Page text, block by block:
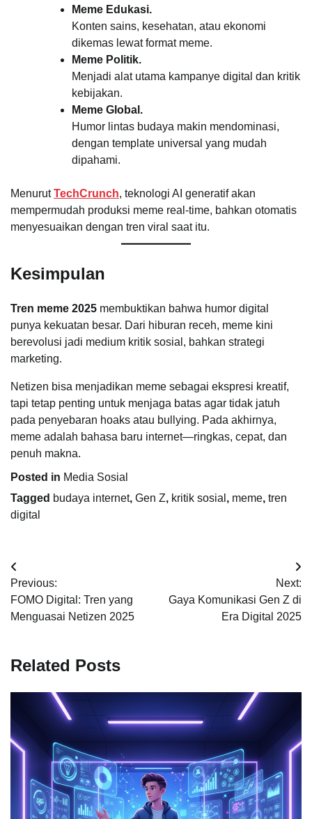
Meme Edukasi.
Konten sains, kesehatan, atau ekonomi
dikemas lewat format meme.
Meme Politik.
Menjadi alat utama kampanye digital dan kritik
kebijakan.
Meme Global.
Humor lintas budaya makin mendominasi,
dengan template universal yang mudah
dipahami.
MenurutTechCrunch, teknologi AI generatif akan
mempermudah produksi meme real-time, bahkan otomatis
menyesuaikan dengan tren viral saat itu.
Kesimpulan
Tren meme 2025 membuktikan bahwa humor digital
punya kekuatan besar. Dari hiburan receh, meme kini
berevolusi jadi medium kritik sosial, bahkan strategi
marketing.
Netizen bisa menjadikan meme sebagai ekspresi kreatif,
tapi tetap penting untuk menjaga batas agar tidak jatuh
pada penyebaran hoaks atau bullying. Pada akhirnya,
meme adalah bahasa baru internet—ringkas, cepat, dan
penuh makna.
Posted in Media Sosial
Tagged budaya internet, Gen Z, kritik sosial , meme, tren
digital
Post
navigation
Previous:
FOMO Digital: Tren yang
Menguasai Netizen 2025
Next:
Gaya Komunikasi Gen Z di
Era Digital 2025
Related Posts